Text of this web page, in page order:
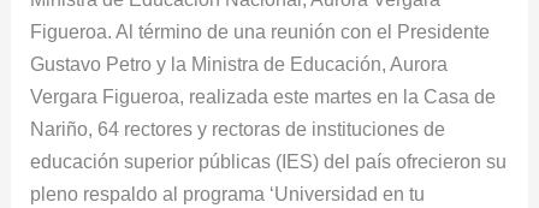
Figueroa. Al término de una reunión con el Presidente
Gustavo Petro y la Ministra de Educación, Aurora
Vergara Figueroa, realizada este martes en la Casa de
Nariño, 64 rectores y rectoras de instituciones de
educación superior públicas (IES) del país ofrecieron su
pleno respaldo al programa ‘Universidad en tu
y
Reforma
de
la
Ley
30